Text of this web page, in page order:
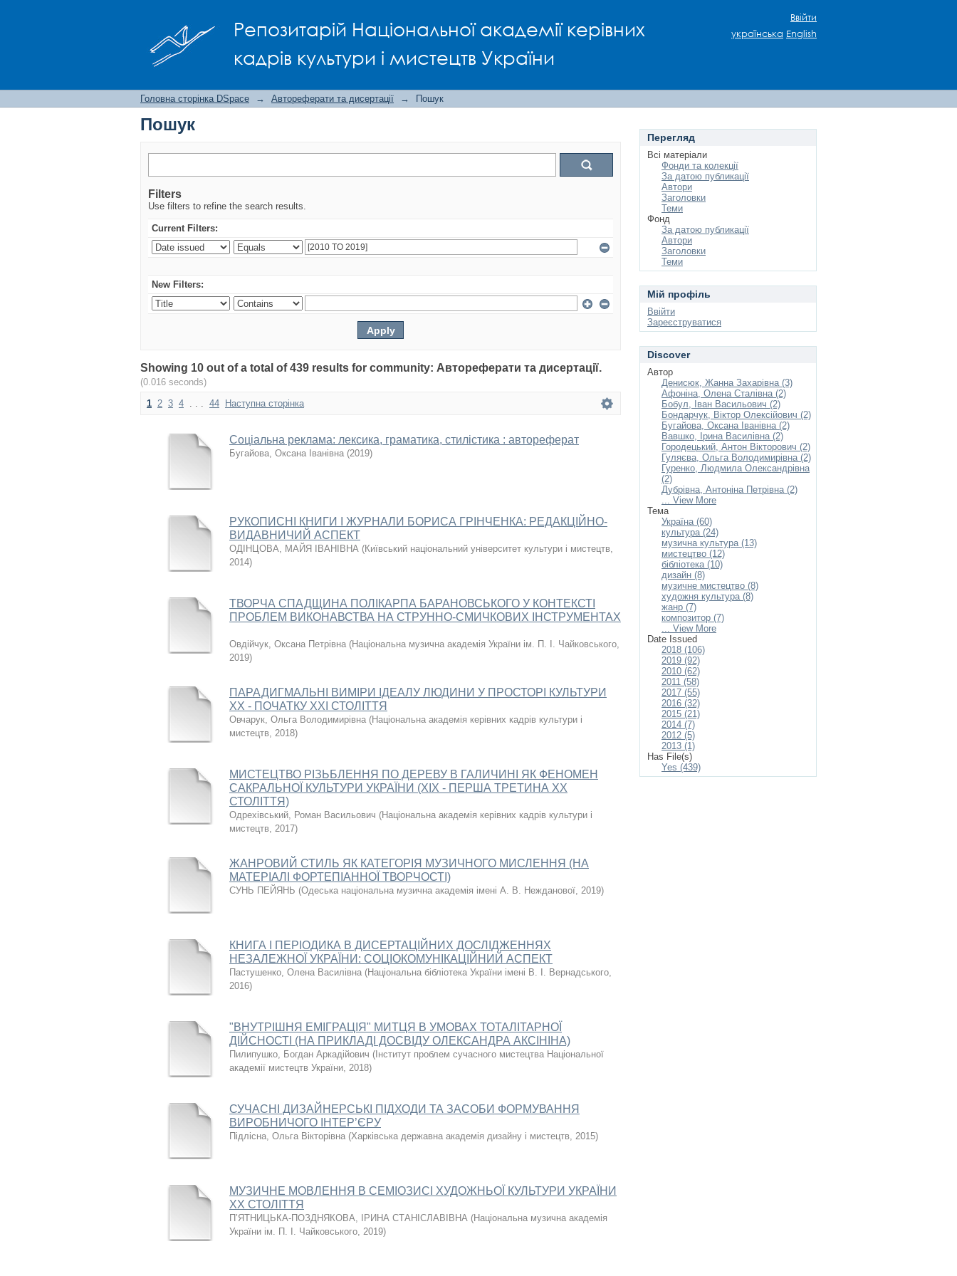
Репозитарій Національної академії керівних
кадрів культури і мистецтв України
Ввійти
українська English
Головна сторінка DSpace → Автореферати та дисертації → Пошук
Пошук
Filters
Use filters to refine the search results.
Current Filters:
New Filters:
Showing 10 out of a total of 439 results for community: Автореферати та дисертації.
(0.016 seconds)
1 2 3 4 . . . 44 Наступна сторінка
Соціальна реклама: лексика, граматика, стилістика : автореферат
Бугайова, Оксана Іванівна (2019)
РУКОПИСНІ КНИГИ І ЖУРНАЛИ БОРИСА ГРІНЧЕНКА: РЕДАКЦІЙНО-
ВИДАВНИЧИЙ АСПЕКТ
ОДІНЦОВА, МАЙЯ ІВАНІВНА (Київський національний університет культури і мистецтв,
2014)
ТВОРЧА СПАДЩИНА ПОЛІКАРПА БАРАНОВСЬКОГО У КОНТЕКСТІ
ПРОБЛЕМ ВИКОНАВСТВА НА СТРУННО-СМИЧКОВИХ ІНСТРУМЕНТАХ
Овдійчук, Оксана Петрівна (Національна музична академія України ім. П. І. Чайковського,
2019)
ПАРАДИГМАЛЬНІ ВИМІРИ ІДЕАЛУ ЛЮДИНИ У ПРОСТОРІ КУЛЬТУРИ
ХХ - ПОЧАТКУ ХХІ СТОЛІТТЯ
Овчарук, Ольга Володимирівна (Національна академія керівних кадрів культури і
мистецтв, 2018)
МИСТЕЦТВО РІЗЬБЛЕННЯ ПО ДЕРЕВУ В ГАЛИЧИНІ ЯК ФЕНОМЕН
САКРАЛЬНОЇ КУЛЬТУРИ УКРАЇНИ (ХІХ - ПЕРША ТРЕТИНА ХХ
СТОЛІТТЯ)
Одрехівський, Роман Васильович (Національна академія керівних кадрів культури і
мистецтв, 2017)
ЖАНРОВИЙ СТИЛЬ ЯК КАТЕГОРІЯ МУЗИЧНОГО МИСЛЕННЯ (НА
МАТЕРІАЛІ ФОРТЕПІАННОЇ ТВОРЧОСТІ)
СУНЬ ПЕЙЯНЬ (Одеська національна музична академія імені А. В. Нежданової, 2019)
КНИГА І ПЕРІОДИКА В ДИСЕРТАЦІЙНИХ ДОСЛІДЖЕННЯХ
НЕЗАЛЕЖНОЇ УКРАЇНИ: СОЦІОКОМУНІКАЦІЙНИЙ АСПЕКТ
Пастушенко, Олена Василівна (Національна бібліотека України імені В. I. Вернадського,
2016)
"ВНУТРІШНЯ ЕМІГРАЦІЯ" МИТЦЯ В УМОВАХ ТОТАЛІТАРНОЇ
ДІЙСНОСТІ (НА ПРИКЛАДІ ДОСВІДУ ОЛЕКСАНДРА АКСІНІНА)
Пилипушко, Богдан Аркадійович ( Інститут проблем сучасного мистецтва Національної
академії мистецтв України, 2018)
СУЧАСНІ ДИЗАЙНЕРСЬКІ ПІДХОДИ ТА ЗАСОБИ ФОРМУВАННЯ
ВИРОБНИЧОГО ІНТЕР’ЄРУ
Підлісна, Ольга Вікторівна (Харківська державна академія дизайну і мистецтв, 2015)
МУЗИЧНЕ МОВЛЕННЯ В СЕМІОЗИСІ ХУДОЖНЬОЇ КУЛЬТУРИ УКРАЇНИ
ХХ СТОЛІТТЯ
П’ЯТНИЦЬКА-ПОЗДНЯКОВА, ІРИНА СТАНІСЛАВІВНА (Національна музична академія
України ім. П. І. Чайковського, 2019)
Перегляд
Всі матеріали
Фонди та колекції
За датою публикації
Автори
Заголовки
Теми
Фонд
За датою публикації
Автори
Заголовки
Теми
Мій профіль
Ввійти
Зареєструватися
Discover
Автор
Денисюк, Жанна Захарівна (3)
Афоніна, Олена Сталівна (2)
Бобул, Іван Васильович (2)
Бондарчук, Віктор Олексійович (2)
Бугайова, Оксана Іванівна (2)
Вавшко, Ірина Василівна (2)
Городецький, Антон Вікторович (2)
Гуляєва, Ольга Володимирівна (2)
Гуренко, Людмила Олександрівна
(2)
Дубрівна, Антоніна Петрівна (2)
... View More
Тема
Україна (60)
культура (24)
музична культура (13)
мистецтво (12)
бібліотека (10)
дизайн (8)
музичне мистецтво (8)
художня культура (8)
жанр (7)
композитор (7)
... View More
Date Issued
2018 (106)
2019 (92)
2010 (62)
2011 (58)
2017 (55)
2016 (32)
2015 (21)
2014 (7)
2012 (5)
2013 (1)
Has File(s)
Yes (439)